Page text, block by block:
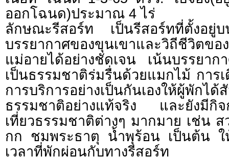
ออกโฉนด)ประมาณ 4 ไร่
ลักษณะรีสอร์ท เป็นรีสอร์ทที่ตั้งอยู่บ
บรรยากาศของขุนเขาและวิถีชีวิตขอ
แม่อายได้อย่างชัดเจน เน้นบรรยา
เป็นธรรมชาติร่มรื่นด้วยแมกไม้ การ
การบริการอย่างเป็นกันเองให้ผู้พักได้
ธรรมชาติอย่างแท้จริง และยังมีกิจ
เที่ยวธรรมชาติต่างๆ มากมาย เช่น
กก ชมพระธาตุ น้ำพุร้อน เป็นต้น
เวลาที่พักผ่อนกับทางรีสอร์ท